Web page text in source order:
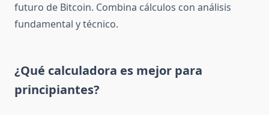
futuro de Bitcoin. Combina cálculos con análisis
fundamental y técnico.
¿Qué calculadora es mejor para
principiantes?